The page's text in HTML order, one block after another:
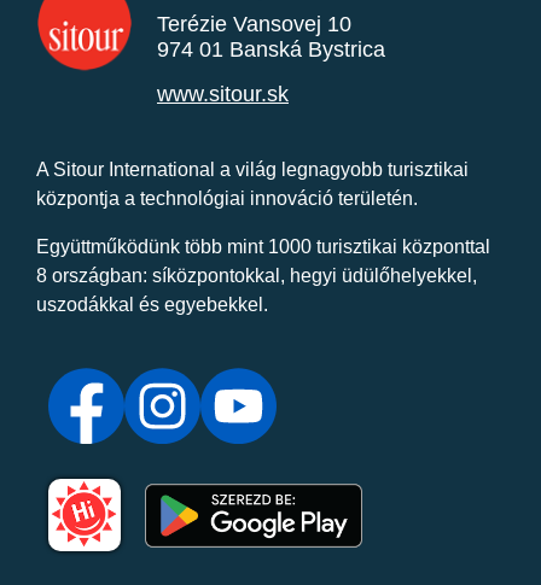
Terézie Vansovej 10
974 01 Banská Bystrica
www.sitour.sk
A Sitour International a világ legnagyobb turisztikai
központja a technológiai innováció területén.
Együttműködünk több mint 1000 turisztikai központtal
8 országban: síközpontokkal, hegyi üdülőhelyekkel,
uszodákkal és egyebekkel.